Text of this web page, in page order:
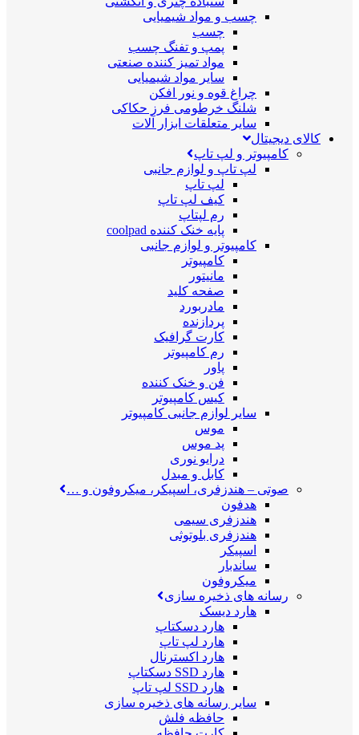
چسب و مواد شیمیایی
چسب
پمپ و تفنگ چسب
مواد تمیز کننده صنعتی
سایر مواد شیمیایی
چراغ قوه و نور افکن
شلنگ خرطومی فرز حکاکی
سایر متعلقات ابزار آلات
کالای دیجیتال
کامپیوتر و لپ تاپ
لپ تاپ و لوازم جانبی
لپ تاپ
کیف لپ تاپ
رم لپتاپ
پایه خنک کننده coolpad
کامپیوتر و لوازم جانبی
کامپیوتر
مانیتور
صفحه کلید
مادربورد
پردازنده
کارت گرافیک
رم کامپیوتر
پاور
فن و خنک کننده
کیس کامپیوتر
سایر لوازم جانبی کامپیوتر
موس
پد موس
درایو نوری
کابل و مبدل
صوتی – هندزفری، اسپیکر، میکروفون و …
هدفون
هندزفری سیمی
هندزفری بلوتوثی
اسپیکر
ساندبار
میکروفون
رسانه های ذخیره سازی
هارد دیسک
هارد دسکتاپ
هارد لپ تاپ
هارد اکسترنال
هارد SSD دسکتاپ
هارد SSD لپ تاپ
سایر رسانه های ذخیره سازی
حافظه فلش